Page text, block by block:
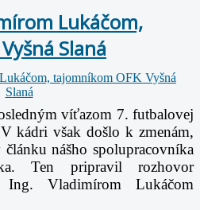
Lukáčom,
Slaná
víťazom 7. futbalovej
kádri však došlo k zmenám,
nášho spolupracovníka
Ten pripravil rozhovor
Vladimírom Lukáčom